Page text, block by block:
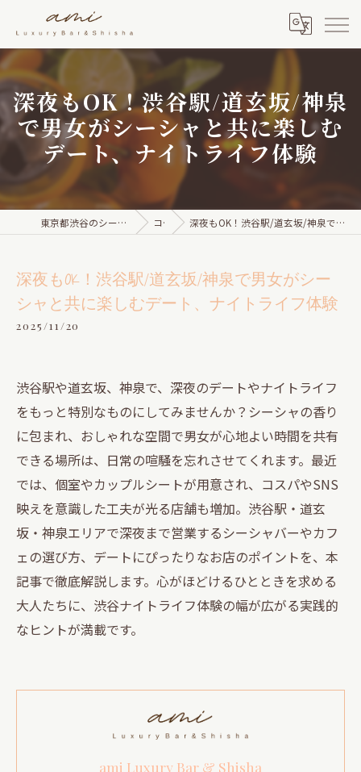
深夜もOK！渋谷駅/道玄坂/神泉
で男女がシーシャと共に楽しむ
デート、ナイトライフ体験
東京都渋谷のシーシャならami Luxury Bar & Shisha コラム 深夜もOK！渋谷駅/道玄坂/神泉で男女がシーシャと共に楽しむデート、ナイトライフ体験
深夜もOK！渋谷駅/道玄坂/神泉で男女がシー
シャと共に楽しむデート、ナイトライフ体験
2025/11/20
渋谷駅や道玄坂、神泉で、深夜のデートやナイトライフ
をもっと特別なものにしてみませんか？シーシャの香り
に包まれ、おしゃれな空間で男女が心地よい時間を共有
できる場所は、日常の喧騒を忘れさせてくれます。最近
では、個室やカップルシートが用意され、コスパやSNS
映えを意識した工夫が光る店舗も増加。渋谷駅・道玄
坂・神泉エリアで深夜まで営業するシーシャバーやカフ
ェの選び方、デートにぴったりなお店のポイントを、本
記事で徹底解説します。心がほどけるひとときを求める
大人たちに、渋谷ナイトライフ体験の幅が広がる実践的
なヒントが満載です。
ami Luxury Bar & Shisha